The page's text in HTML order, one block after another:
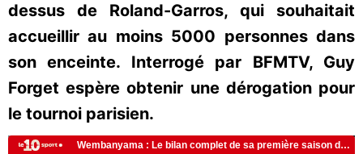
dessus de Roland-Garros, qui souhaitait
accueillir au moins 5000 personnes dans
son enceinte. Interrogé par BFMTV, Guy
Forget espère obtenir une dérogation pour
le tournoi parisien.